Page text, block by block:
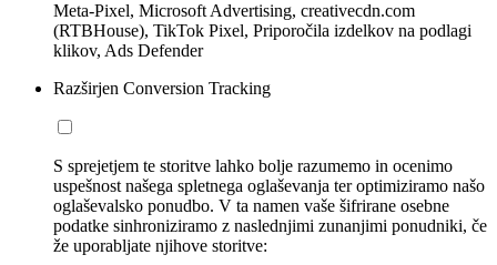
Meta-Pixel, Microsoft Advertising, creativecdn.com
(RTBHouse), TikTok Pixel, Priporočila izdelkov na podlagi
klikov, Ads Defender
Razširjen Conversion Tracking
S sprejetjem te storitve lahko bolje razumemo in ocenimo
uspešnost našega spletnega oglaševanja ter optimiziramo našo
oglaševalsko ponudbo. V ta namen vaše šifrirane osebne
podatke sinhroniziramo z naslednjimi zunanjimi ponudniki, če
že uporabljate njihove storitve: